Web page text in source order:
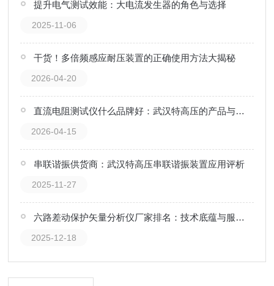
提升电气测试效能：大电流发生器的角色与选择
2025-11-06
干货！多倍频感应耐压装置的正确使用方法大揭秘
2026-04-20
直流电阻测试仪什么品牌好：武汉特高压的产品与服务之道
2026-04-15
串联谐振供货商：武汉特高压串联谐振装置应用评析
2025-11-27
六路差动保护矢量分析仪厂家排名：技术底蕴与服务水平的相互作用分析
2025-12-18